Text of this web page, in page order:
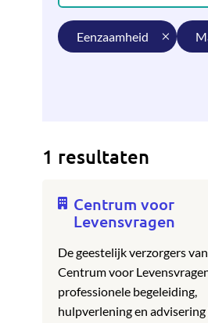
eenzaamheid
1 resultaten
Centrum voor
Levensvragen
De geestelijk verzorgers
Centrum voor
professionele begeleiding,
hulpverlening en advisering